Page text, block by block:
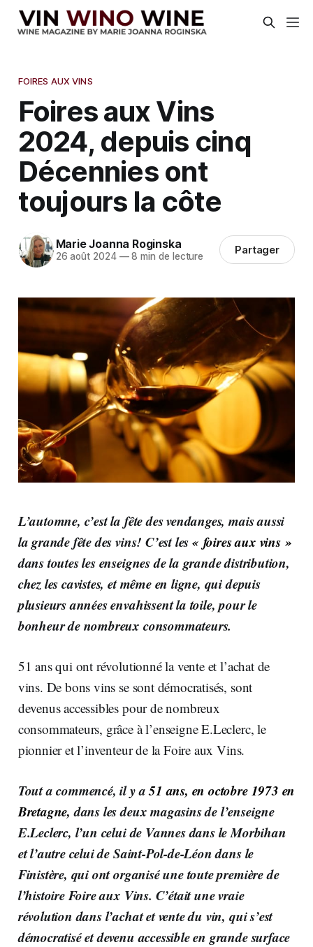
FOIRES AUX VINS
Foires aux Vins
2024, depuis cinq
Décennies ont
toujours la côte
Marie Joanna Roginska
26 août 2024 —8 min de lecture Partager
L’automne, c’est la fête des vendanges, mais aussi
la grande fête des vins! C’est les« foires aux vins »
dans toutes les enseignes de la grande distribution,
chez les cavistes, et même en ligne, qui depuis
plusieurs années envahissent la toile, pour le
bonheur de nombreux consommateurs.
51 ans qui ont révolutionné la vente et l’achat de
vins. De bons vins se sont démocratisés, sont
devenus accessibles pour de nombreux
consommateurs, grâce à l’enseigne E.Leclerc, le
pionnier et l’inventeur de la Foire aux Vins.
Tout a commencé, il y a51 ans, en octobre 1973 en
Bretagne, dans les deux magasins de l’enseigne
E.Leclerc, l’un celui de Vannes dans le Morbihan
et l’autre celui de Saint-Pol-de-Léon dans le
Finistère, qui ont organisé une toute première de
l’histoire Foire aux Vins. C’était une vraie
révolution dans l’achat et vente du vin, qui s’est
démocratisé et devenu accessible en grande surface